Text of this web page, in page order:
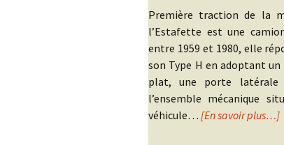
Première traction de la
l’Estafette est une
entre 1959 et 1980, elle
son Type H en adoptant
plat, une porte latérale
l’ensemble mécanique
véhicule… [En savoir plus…]